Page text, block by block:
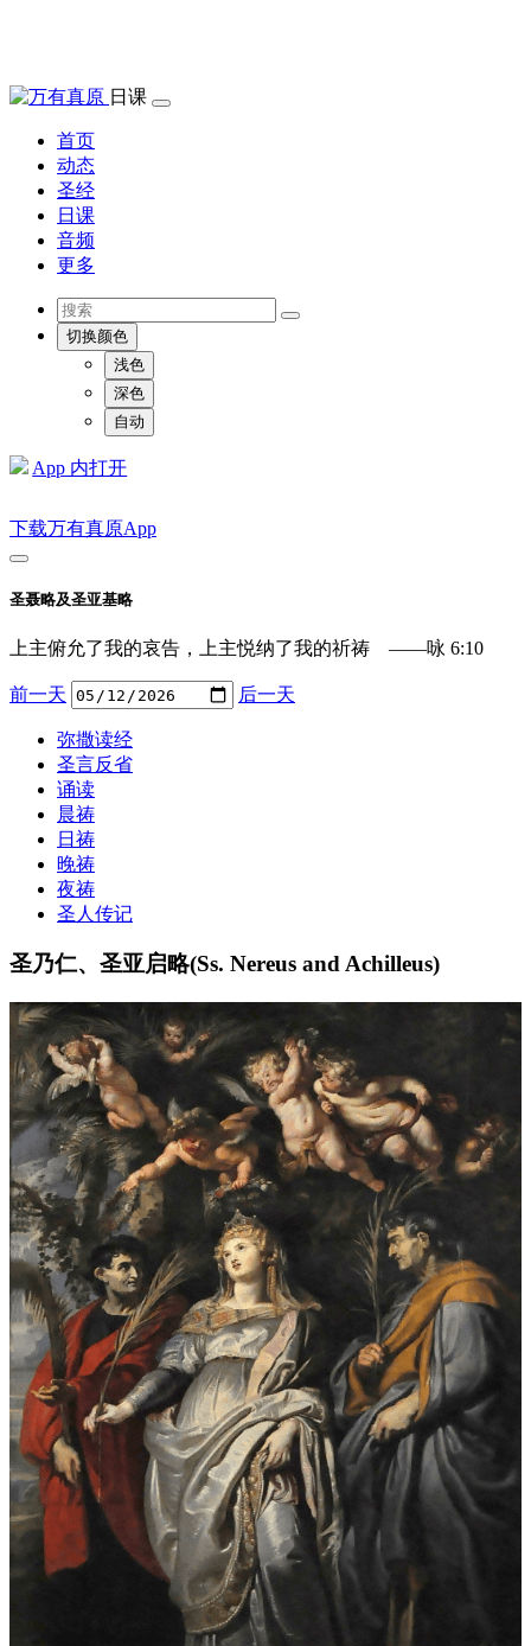
日课
首页
动态
圣经
日课
音频
更多
切换颜色
浅色
深色
自动
App 内打开
下载万有真原App
圣聂略及圣亚基略
上主俯允了我的哀告，上主悦纳了我的祈祷 ——咏 6:10
前一天 后一天
弥撒读经
圣言反省
诵读
晨祷
日祷
晚祷
夜祷
圣人传记
圣乃仁、圣亚启略(Ss. Nereus and Achilleus)